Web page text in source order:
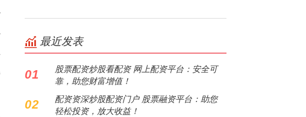
最近发表
01
股票配资炒股看配资 网上配资平台：安全可
靠，助您财富增值！
02
配资资深炒股配资门户 股票融资平台：助您
轻松投资，放大收益！